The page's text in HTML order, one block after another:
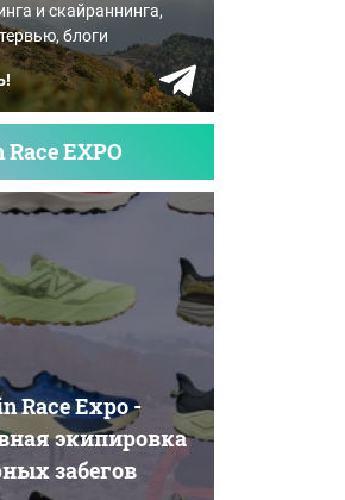
и скайраннинга,
блоги
EXPO
Race Expo -
экипировка
забегов